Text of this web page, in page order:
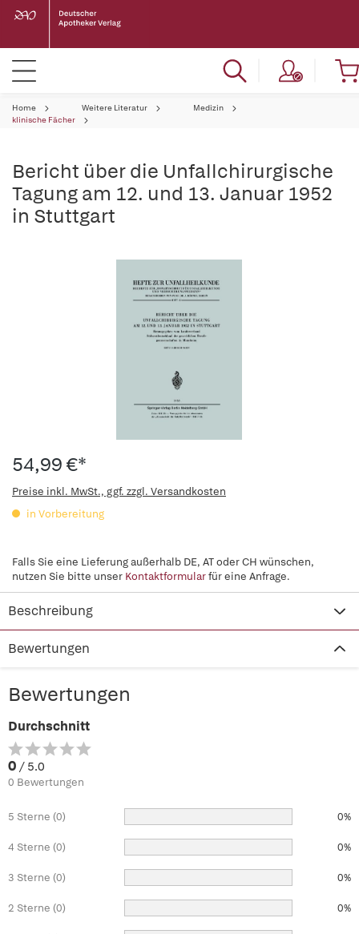
Home Weitere Literatur
Medizin
klinische Fächer
Bericht über die Unfallchirurgische
Tagung am 12. und 13. Januar 1952
in Stuttgart
54,99 €*
Preise inkl. MwSt., ggf. zzgl. Versandkosten
in Vorbereitung
Falls Sie eine Lieferung außerhalb DE, AT oder CH wünschen,
nutzen Sie bitte unser Kontaktformularfür eine Anfrage.
Beschreibung
Bewertungen
Bewertungen
Durchschnitt
0 / 5.0
0 Bewertungen
5 Sterne (0) 0%
4 Sterne (0) 0%
3 Sterne (0) 0%
2 Sterne (0) 0%